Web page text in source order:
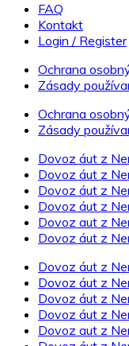
FAQ
Kontakt
Login / Register
Ochrana
Zásady
Ochrana
Zásady
Dovoz áut z
Dovoz áut z
Dovoz áut z
Dovoz áut z
Dovoz aut z
Dovoz áut z
Dovoz áut z
Dovoz áut z
Dovoz áut z
Dovoz áut z
Dovoz aut z